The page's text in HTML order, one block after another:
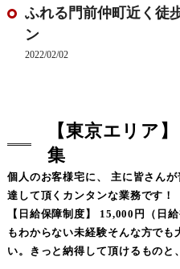
ふれる門前仲町近く徒
ン
2022/02/02
【東京エリア
集
個人のお客様宅に、 主に皆さん
達して頂くカンタンな業務です！
【日給保障制度】 15,000円（日
もわからない未経験そんな方でも
い。きっと納得して頂けるものと